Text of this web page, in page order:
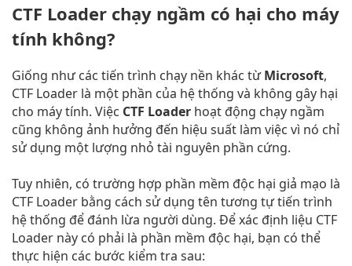
CTF Loader chạy ngầm có hại cho máy
tính không?
Giống như các tiến trình chạy nền khác từMicrosoft,
CTF Loader là một phần của hệ thống và không gây hại
cho máy tính. Việc CTF Loader hoạt động chạy ngầm
cũng không ảnh hưởng đến hiệu suất làm việc vì nó chỉ
sử dụng một lượng nhỏ tài nguyên phần cứng.
Tuy nhiên, có trường hợp phần mềm độc hại giả mạo là
CTF Loader bằng cách sử dụng tên tương tự tiến trình
hệ thống để đánh lừa người dùng. Để xác định liệu CTF
Loader này có phải là phần mềm độc hại, bạn có thể
thực hiện các bước kiểm tra sau: